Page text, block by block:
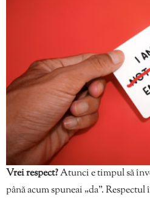
Vrei respect?Atunci e timpul să
până acum spuneai „da”.